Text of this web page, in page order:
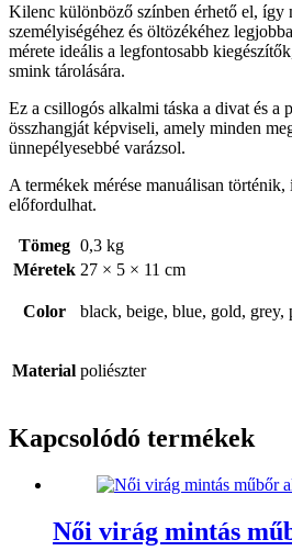
Kilenc különböző színben érhető el, így
személyiségéhez és öltözékéhez
mérete ideális a legfontosabb
smink tárolására.
Ez a csillogós alkalmi táska a divat és a
összhangját képviseli, amely minden
ünnepélyesebbé varázsol.
A termékek mérése manuálisan
előfordulhat.
Tömeg 0,3 kg
Méretek 27 × 5 × 11 cm
Color black, beige, blue, gold,
Material poliészter
Kapcsolódó termékek
Női virág mintás